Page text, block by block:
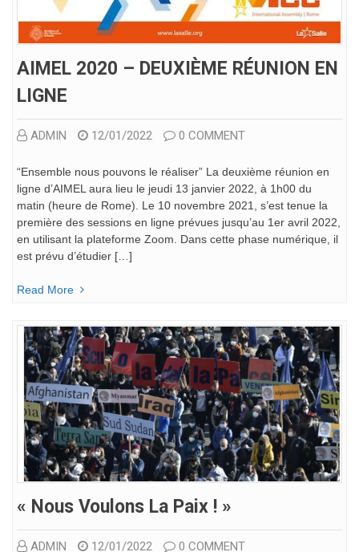
AIMEL 2020 – DEUXIÈME RÉUNION EN
LIGNE
ADMIN 12/01/2022 0 COMMENT
“Ensemble nous pouvons le réaliser” La deuxième réunion en
ligne d’AIMEL aura lieu le jeudi 13 janvier 2022, à 1h00 du
matin (heure de Rome). Le 10 novembre 2021, s’est tenue la
première des sessions en ligne prévues jusqu’au 1er avril 2022,
en utilisant la plateforme Zoom. Dans cette phase numérique, il
est prévu d’étudier […]
Read More
« Nous Voulons La Paix ! »
ADMIN 12/01/2022 0 COMMENT